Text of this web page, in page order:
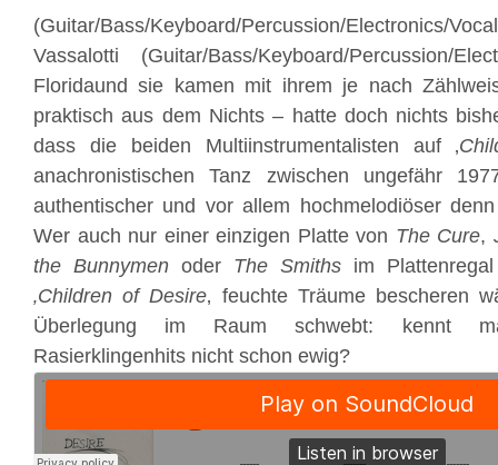
(Guitar/Bass/Keyboard/Percussion/
Vassalotti (Guitar/Bass/Keyboard/Percussion/
Floridaund sie kamen mit ihrem je nach
praktisch aus dem Nichts – hatte doch nichts
dass die beiden Multiinstrumentalisten auf ‚
anachronistischen Tanz zwischen ungefähr
authentischer und vor allem hochmelodiöser
Wer auch nur einer einzigen Platte von The Cure,
the Bunnymen oder The Smiths im
‚Children of Desire‚ feuchte Träume bescheren
Überlegung im Raum schwebt: kennt
Rasierklingenhits nicht schon ewig?